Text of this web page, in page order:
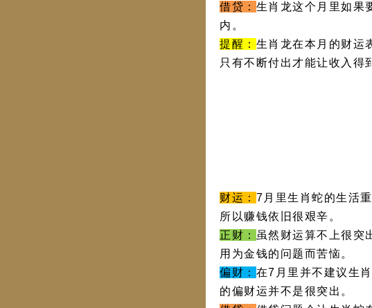
借贷： 生肖龙这个月里如果
内。
提醒： 生肖龙在本月的财运
只有不断付出才能让收入得
财运： 7月里生肖蛇的生活
所以赚钱依旧很艰辛。
正财：
虽然财运算不上很突
用为金钱的问题而苦恼。
偏财： 在7月里并不建议生
的偏财运并不是很突出。